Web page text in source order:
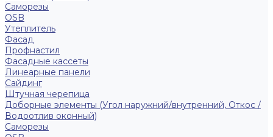
Саморезы
ОSB
Утеплитель
Фасад
Профнастил
Фасадные кассеты
Линеарные панели
Сайдинг
Штучная черепица
Доборные элементы (Угол наружний/внутренний, Откос /
Водоотлив оконный)
Саморезы